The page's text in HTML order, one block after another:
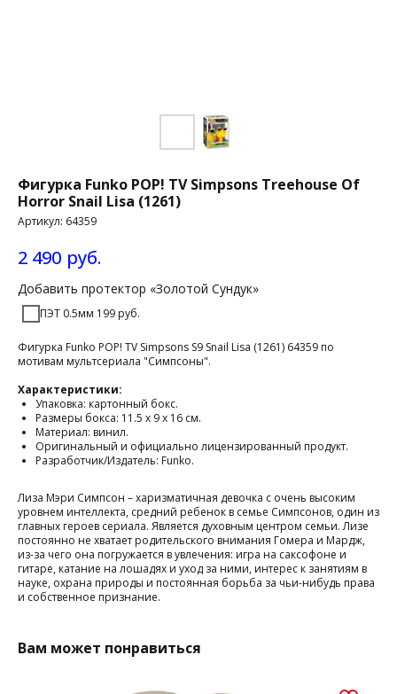
Фигурка Funko POP! TV Simpsons Treehouse Of
Horror Snail Lisa (1261)
Артикул: 64359
2 490 руб.
Добавить протектор «Золотой Сундук»
ПЭТ 0.5мм 199 руб.
Фигурка Funko POP! TV Simpsons S9 Snail Lisa (1261) 64359 по
мотивам мультсериала "Симпсоны".
Характеристики:
Упаковка: картонный бокс.
Размеры бокса: 11.5 х 9 х 16 см.
Материал: винил.
Оригинальный и официально лицензированный продукт.
Разработчик/Издатель: Funko.
Лиза Мэри Симпсон – харизматичная девочка с очень высоким
уровнем интеллекта, средний ребенок в семье Симпсонов, один из
главных героев сериала. Является духовным центром семьи. Лизе
постоянно не хватает родительского внимания Гомера и Мардж,
из-за чего она погружается в увлечения: игра на саксофоне и
гитаре, катание на лошадях и уход за ними, интерес к занятиям в
науке, охрана природы и постоянная борьба за чьи-нибудь права
и собственное признание.
Вам может понравиться